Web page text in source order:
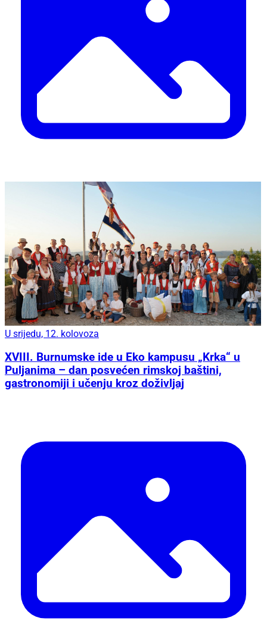
U srijedu, 12. kolovoza
XVIII. Burnumske ide u Eko kampusu „Krka“ u
Puljanima – dan posvećen rimskoj baštini,
gastronomiji i učenju kroz doživljaj